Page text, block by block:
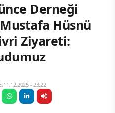
Derneği
Hüsnü
Ziyareti:
- 23:22